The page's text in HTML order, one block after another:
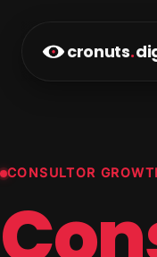
cronuts.
CONSULTOR